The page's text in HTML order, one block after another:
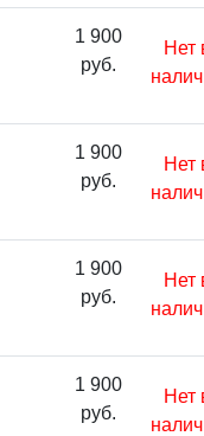
1 900
руб.
Нет
1 900
руб.
Нет
1 900
руб.
Нет
1 900
руб.
Нет